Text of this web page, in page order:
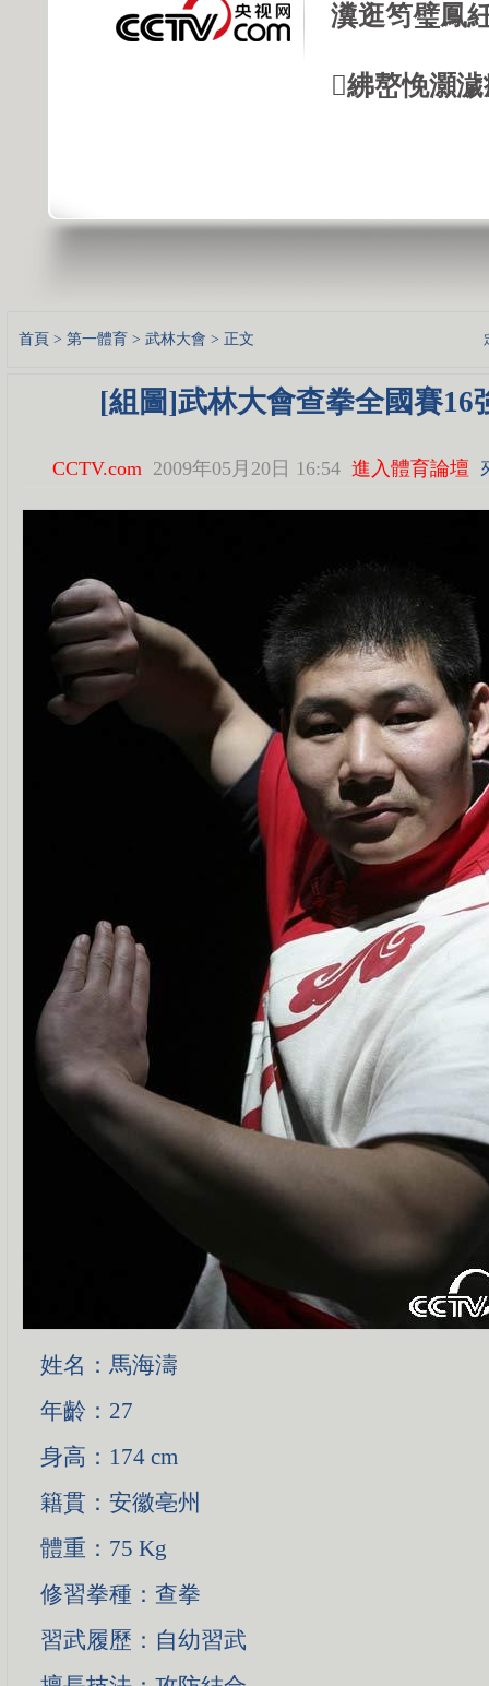
瀵逛笉璧鳳
紼嶅悗灝
首頁 > 第一體育 > 武林大會 > 正文
[組圖]武林大會查拳全國賽16
CCTV.com 2009年05月20日 16:54 進入體育論壇
姓名：馬海濤
年齡：27
身高：174 cm
籍貫：安徽亳州
體重：75 Kg
修習拳種：查拳
習武履歷：自幼習武